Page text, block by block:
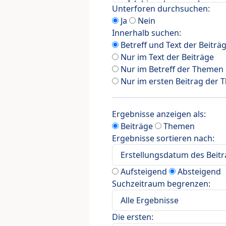
Unterforen durchsuchen:
Ja
Nein
Innerhalb suchen:
Betreff und Text der
Nur im Text der Beiträge
Nur im Betreff der Themen
Nur im ersten Beitrag der
Ergebnisse anzeigen als:
Beiträge
Themen
Ergebnisse sortieren nach:
Aufsteigend
Absteigend
Suchzeitraum begrenzen:
Die ersten: